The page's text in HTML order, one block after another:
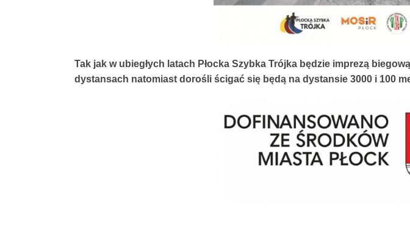
Tak jak w ubiegłych latach Płocka Szybka Trójka będzie imprezą
dystansach natomiast dorośli ścigać się będą na dystansie 3000 i 100